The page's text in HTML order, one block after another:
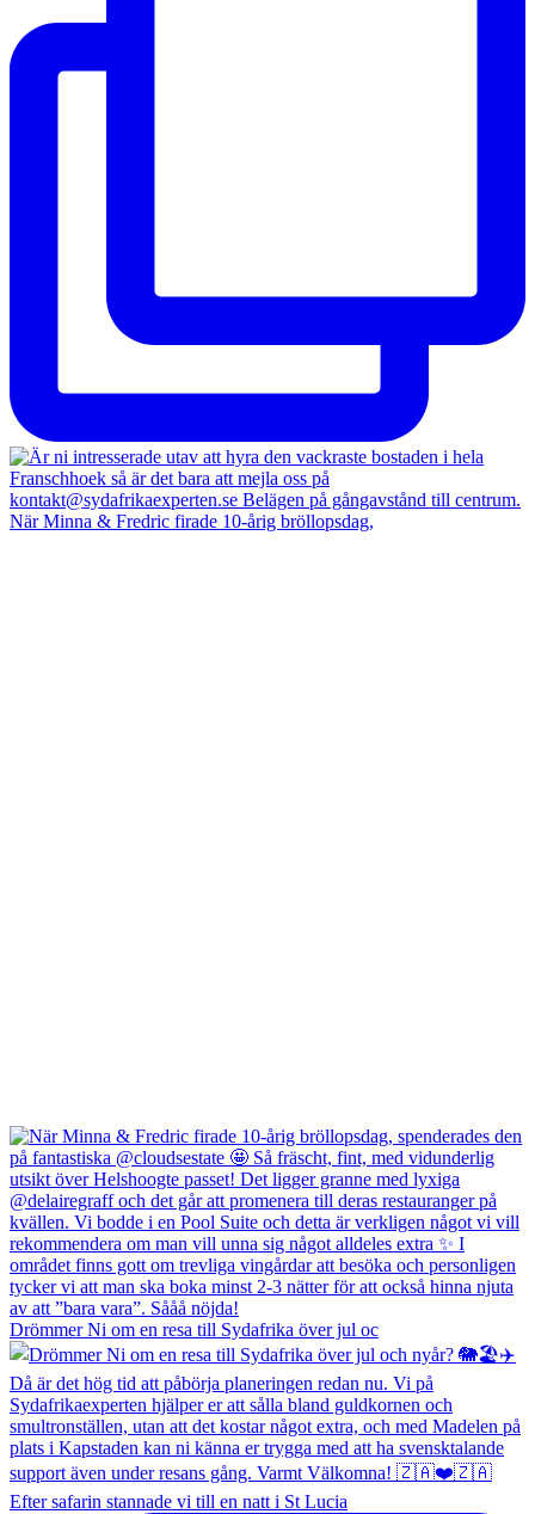
När Minna & Fredric firade 10-årig bröllopsdag,
Drömmer Ni om en resa till Sydafrika över jul oc
Efter safarin stannade vi till en natt i St Lucia